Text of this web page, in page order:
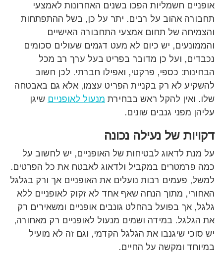
אופניים חשמליות הפכו בשנים האחרונות לאמצעי
תחבורה אהוב על רבים. יתר על כן, בשל ההתפתחות
והצמיחה של תחום אמצעי התחבורה האישיים
והממונעים, יש כיום לא מעט דגמים שעולים סכומים
נכבדים, ועל כן מדובר בפריט בעל ערך רב מכל
הבחינות: כספי, פרקטי, ואפילו חברתי. לכן חשוב
להשקיע לא רק בקניית הפריט עצמו, אלא גם באבטחה
שלו. ואין להקל ראש בבחירת מנעול לאופניים שיגן
עליהן מפני גנבים שונים.
דקויות של נעילה נכונה
על מנת לדאוג לבטיחות של האופניים, יש לחשוב על
כמה פרמטרים במקביל ולדאוג לאבטח את כל הפרטים.
למשל, פעמים רבות נועלים את האופניים אך ורק בגלגל
האחורי, מתוך הנחה שאף אחד לא זקוק לאופניים ללא
גלגל, אך בפועל בהחלט גונבים אופניים ומשאירים רק
את הגלגל. במידה ושמים מנעול לאופניים רק מאחורה,
יש סוכי שיגנבו את הגלגל הקדמי, וגם זה לא מועיל
במיוחד ומקשה על החיים.